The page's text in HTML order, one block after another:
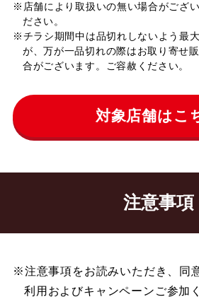
※店舗により取扱いの無い場合がござ
ださい。
※チラシ期間中は品切れしないよう最
が、万が一品切れの際はお取り寄せ
合がございます。ご容赦ください。
対象店舗はこ
注意事項
※注意事項をお読みいただき、同
利用およびキャンペーンご参加